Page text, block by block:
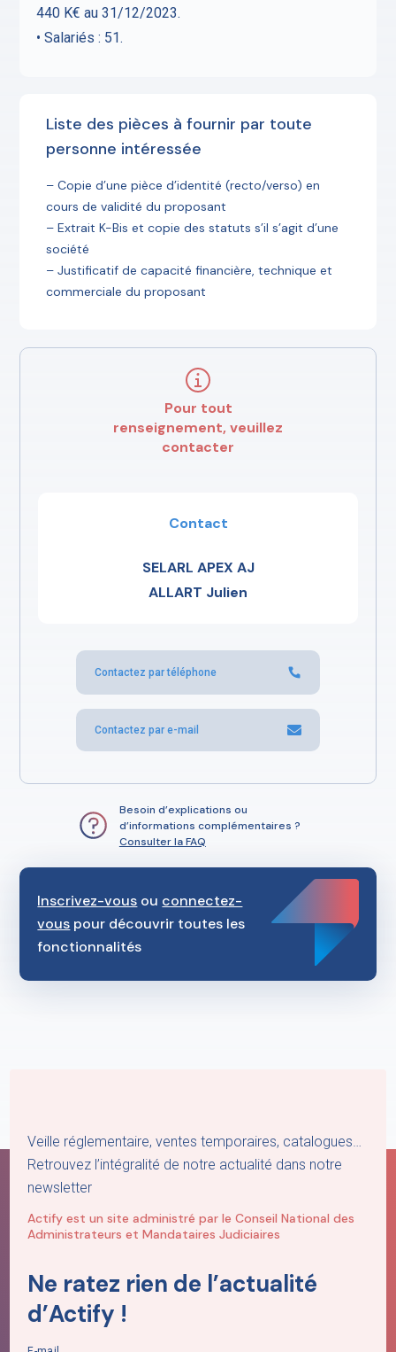
440 K€ au 31/12/2023.
• Salariés : 51.
Liste des pièces à fournir par toute
personne intéressée
– Copie d’une pièce d’identité (recto/verso) en
cours de validité du proposant
– Extrait K-Bis et copie des statuts s’il s’agit d’une
société
– Justificatif de capacité financière, technique et
commerciale du proposant
Pour tout
renseignement, veuillez
contacter
Contact
SELARL APEX AJ
ALLART Julien
Contactez par téléphone
Contactez par e-mail
Besoin d’explications ou
d’informations complémentaires ?
Consulter la FAQ
Inscrivez-vous ou connectez-
vous pour découvrir toutes les
fonctionnalités
Veille réglementaire, ventes temporaires, catalogues…
Retrouvez l’intégralité de notre actualité dans notre
newsletter
Actify est un site administré par le Conseil National des
Administrateurs et Mandataires Judiciaires
Ne ratez rien de l’actualité
d’Actify !